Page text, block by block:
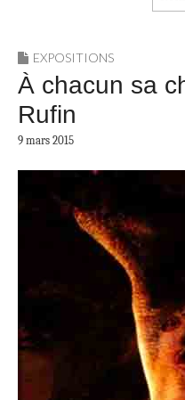
EXPOSITIONS
À chacun sa
Rufin
9 mars 2015